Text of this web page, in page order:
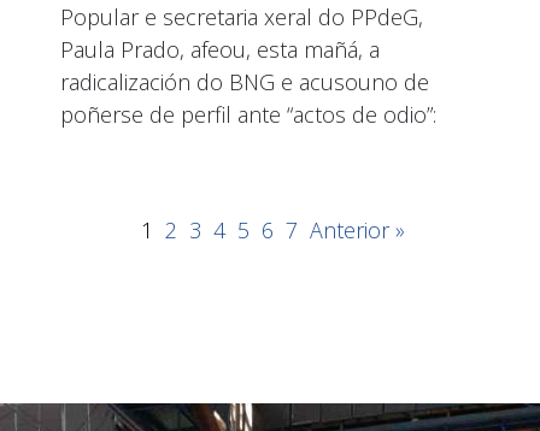
Popular e secretaria xeral do PPdeG,
Paula Prado, afeou, esta mañá, a
radicalización do BNG e acusouno de
poñerse de perfil ante “actos de odio”:
1 2 3 4 5 6 7 Anterior »